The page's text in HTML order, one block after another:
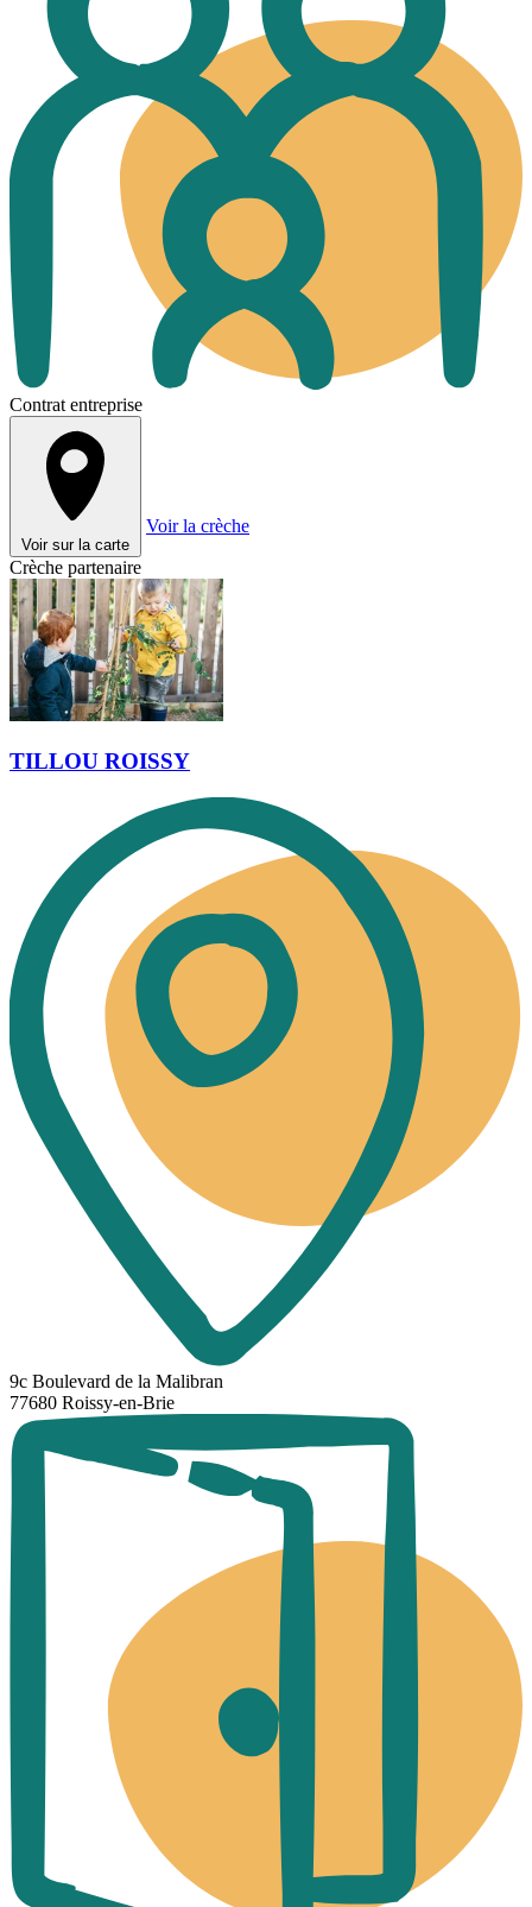
Contrat entreprise
Voir sur la carte
Voir la crèche
Crèche partenaire
TILLOU ROISSY
9c Boulevard de la Malibran
77680 Roissy-en-Brie